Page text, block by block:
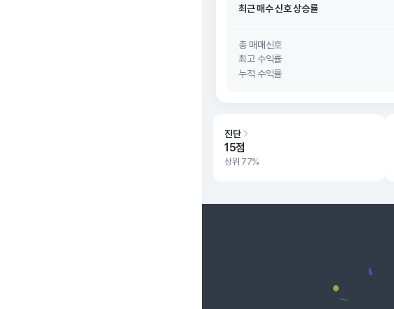
최근 매수 신호26. 08/06
총 매매신호
최고 수익률
누적 수익률
진단
15점
상위 77%